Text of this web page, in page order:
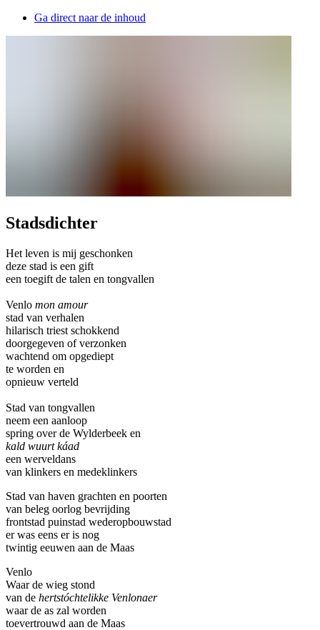
Ga direct naar de inhoud
Stadsdichter
Het leven is mij geschonken
deze stad is een gift
een toegift de talen en tongvallen
Venlo mon amour
stad van verhalen
hilarisch triest schokkend
doorgegeven of verzonken
wachtend om opgediept
te worden en
opnieuw verteld
Stad van tongvallen
neem een aanloop
spring over de Wylderbeek en
kald wuurt káad
een werveldans
van klinkers en medeklinkers
Stad van haven grachten en poorten
van beleg oorlog bevrijding
frontstad puinstad wederopbouwstad
er was eens er is nog
twintig eeuwen aan de Maas
Venlo
Waar de wieg stond
van de hertstóchtelikke Venlonaer
waar de as zal worden
toevertrouwd aan de Maas